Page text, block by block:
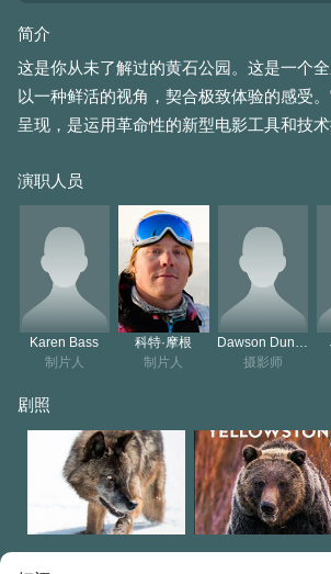
简介
这是你从未了解过的黄石公园。这是一个
以一种鲜活的视角，契合极致体验的感受
呈现，是运用革命性的新型电影工具和技
局，还有着一种衡量终极荒野的热忱。这
演职人员
Karen Bass
制片人
科特·摩根
制片人
摄影师
剧照